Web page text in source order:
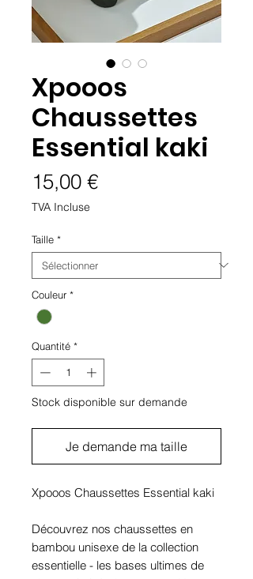
Xpooos
Chaussettes
Essential kaki
15,00 €Prix
TVA Incluse
Taille *
Couleur *
Quantité *
Stock disponible sur demande
Je demande ma taille
Xpooos Chaussettes Essential kaki
Découvrez nos chaussettes en
bambou unisexe de la collection
essentielle - les bases ultimes de